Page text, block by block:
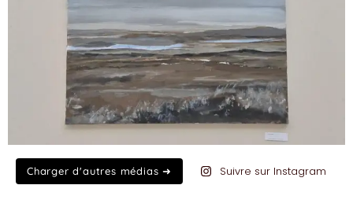
Charger d'autres médias ➜ Suivre sur Instagram